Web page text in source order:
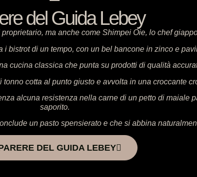
del Guida Lebey
ma anche come Shimpei Oie, lo chef
bistrot di un tempo, con un bel bancone in zinco e
cucina classica che punta su prodotti di qualità
cotta al punto giusto e avvolta in una croccante
alcuna resistenza nella carne di un petto di maiale
saporito.
un pasto spensierato e che si abbina
DEL GUIDA LEBEY